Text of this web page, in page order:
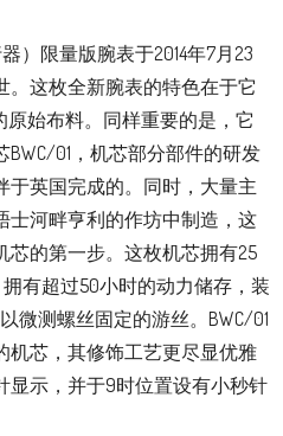
）限量版腕表于2014年7月23
。这枚全新腕表的特色在于它
原始布料。同样重要的是，它
01，机芯部分部件的研发
于英国完成的。同时，大量主
士河畔亨利的作坊中制造，这
芯的第一步。这枚机芯拥有25
有超过50小时的动力储存，装
微测螺丝固定的游丝。BWC/01
机芯，其修饰工艺更尽显优雅
显示，并于9时位置设有小秒针